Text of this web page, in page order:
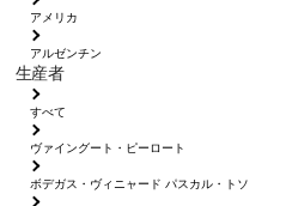
アメリカ
アルゼンチン
生産者
すべて
ヴァイングート・ピーロート
ボデガス・ヴィニャード パスカル・トソ